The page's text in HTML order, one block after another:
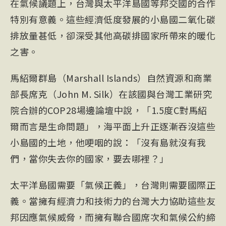
在氣候議題上，台灣與太平洋島國等邦交國的合作
特別有意義。這些經濟低度發展的小島國二氧化碳
排放量甚低，卻深受其他高碳排國家所帶來的暖化
之害。
馬紹爾群島（Marshall Islands）自然資源和商業
部長席克（John M. Silk）在該國與台灣工業研究
院合辦的COP28場邊論壇中說，「1.5度C對馬紹
爾而言是生命問題」，海平面上升正逐漸吞沒這些
小島國的土地，他哽咽的說：「沒有島就沒有我
們，當你失去你的國家，要去哪裡？」
太平洋島國需要「氣候正義」，台灣則需要國際正
義。當擁有經濟力和技術力的台灣大力協助這些友
邦因應氣候威脅，而擁有聯合國席次和氣候公約締